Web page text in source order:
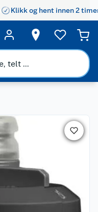
Klikk og hent innen 2